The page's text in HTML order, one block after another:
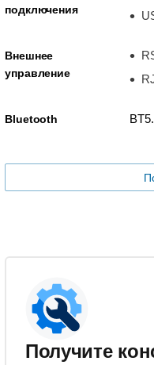
подключения
Внешнее
управление
Bluetooth
Получите